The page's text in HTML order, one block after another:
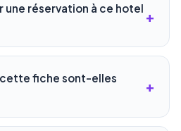
une réservation à ce hotel
fiche sont-elles